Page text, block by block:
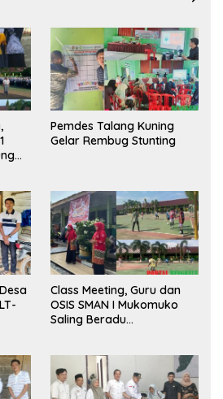
Pemdes Talang Kuning
Gelar Rembug Stunting
Class Meeting, Guru dan
OSIS SMAN I Mukomuko
Saling Beradu